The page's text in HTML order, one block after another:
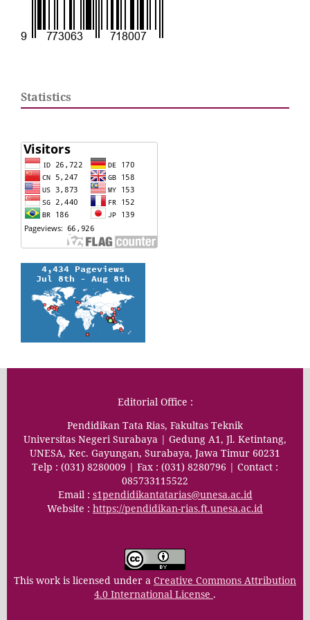
Statistics
Editorial Office :
Pendidikan Tata Rias, Fakultas Teknik
Universitas Negeri Surabaya | Gedung A1, Jl. Ketintang,
UNESA, Kec. Gayungan, Surabaya, Jawa Timur 60231
Telp : (031) 8280009 | Fax : (031) 8280796 | Contact :
085733115522
Email : s1pendidikantatarias@unesa.ac.id
Website : https://pendidikan-rias.ft.unesa.ac.id
This work is licensed under a Creative Commons Attribution
4.0 International License .